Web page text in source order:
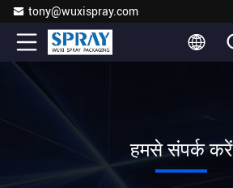
tony@wuxispray.com
हमसे संपर्क करें